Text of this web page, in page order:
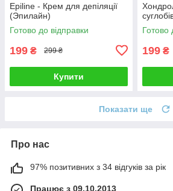
Epiline - Крем для депіляції
(Эпилайн)
Готово до відправки
199 ₴ 299 ₴
Купити
Готово
199 ₴
Показати ще
Про нас
97% позитивних з 34 відгуків за рік
Працює з 09.10.2013